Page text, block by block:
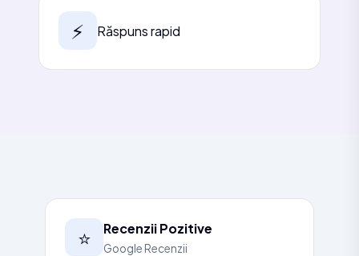
⚡ Răspuns rapid
⭐ Recenzii Pozitive
Google Recenzii